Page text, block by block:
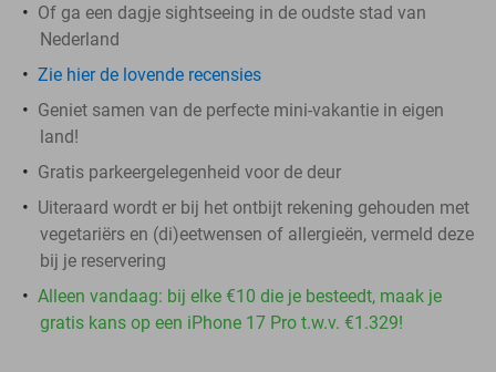
Of ga een dagje sightseeing in de oudste stad van
Nederland
Zie hier de lovende recensies
Geniet samen van de perfecte mini-vakantie in eigen
land!
Gratis parkeergelegenheid voor de deur
Uiteraard wordt er bij het ontbijt rekening gehouden met
vegetariërs en (di)eetwensen of allergieën, vermeld deze
bij je reservering
Alleen vandaag: bij elke €10 die je besteedt, maak je
gratis kans op een iPhone 17 Pro t.w.v. €1.329!